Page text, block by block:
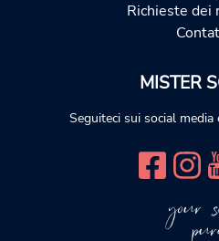
Richieste dei
MISTER
Seguiteci sui social
your